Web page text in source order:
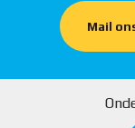
Mail